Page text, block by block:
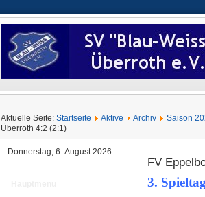
Aktuelle Seite: Startseite Aktive Archiv Saison
Überroth 4:2 (2:1)
Donnerstag, 6. August 2026
FV
3. Spieltag